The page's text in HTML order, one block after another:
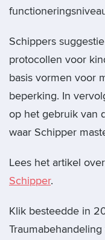
Schippers
protocollen voor
basis vormen voor
beperking. In
op het gebruik van
waar Schipper
Lees het artikel
Schipper.
Klik besteedde in